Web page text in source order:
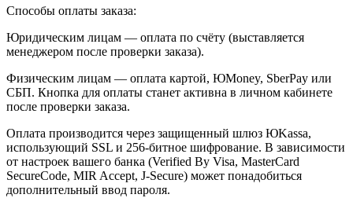
Способы оплаты заказа:
Юридическим лицам — оплата по счёту (выставляется
менеджером после проверки заказа).
Физическим лицам — оплата картой, ЮMoney, SberPay или
СБП. Кнопка для оплаты станет активна в личном кабинете
после проверки заказа.
Оплата производится через защищенный шлюз ЮKassa,
использующий SSL и 256-битное шифрование. В зависимости
от настроек вашего банка (Verified By Visa, MasterCard
SecureCode, MIR Accept, J-Secure) может понадобиться
дополнительный ввод пароля.